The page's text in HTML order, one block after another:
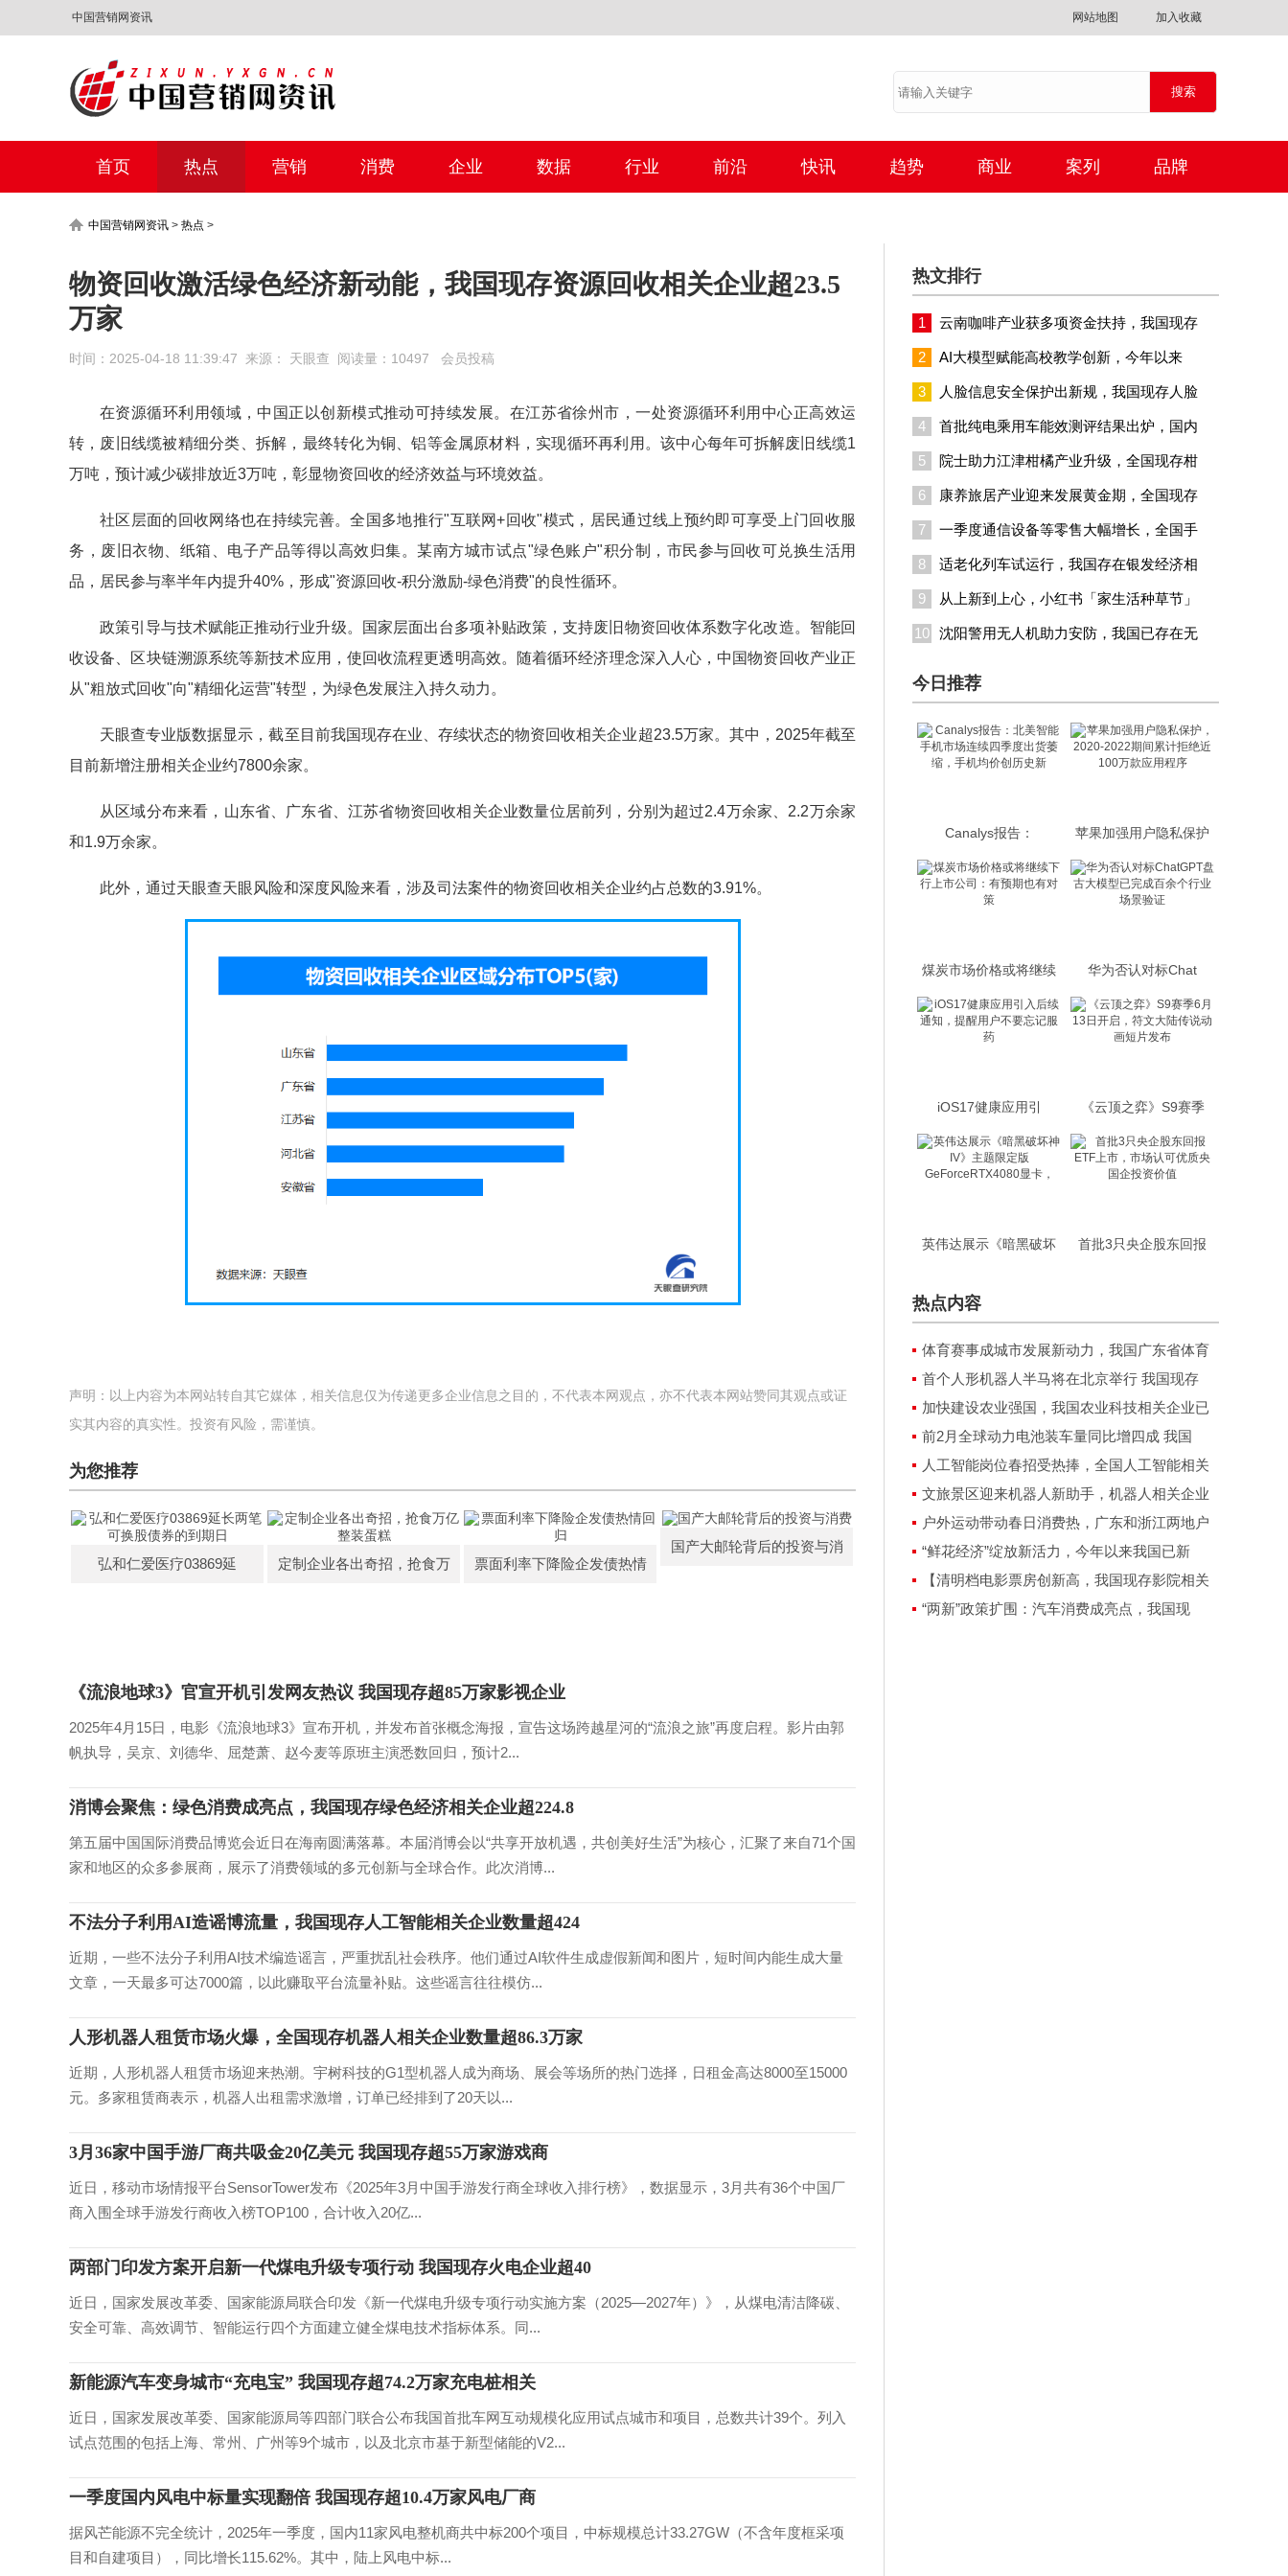
中国营销网资讯 网站地图 加入收藏
首页 热点 营销 消费 企业 数据 行业 前沿 快讯 趋势 商业 案列 品牌
中国营销网资讯 > 热点 >
物资回收激活绿色经济新动能，我国现存资源回收相关企业超23.5
万家
时间：2025-04-18 11:39:47 来源： 天眼查 阅读量：10497 会员投稿
在资源循环利用领域，中国正以创新模式推动可持续发展。在江苏省徐州市，一处资源循环利用中心正高效运
转，废旧线缆被精细分类、拆解，最终转化为铜、铝等金属原材料，实现循环再利用。该中心每年可拆解废旧线缆1
万吨，预计减少碳排放近3万吨，彰显物资回收的经济效益与环境效益。
社区层面的回收网络也在持续完善。全国多地推行"互联网+回收"模式，居民通过线上预约即可享受上门回收服
务，废旧衣物、纸箱、电子产品等得以高效归集。某南方城市试点"绿色账户"积分制，市民参与回收可兑换生活用
品，居民参与率半年内提升40%，形成"资源回收-积分激励-绿色消费"的良性循环。
政策引导与技术赋能正推动行业升级。国家层面出台多项补贴政策，支持废旧物资回收体系数字化改造。智能回
收设备、区块链溯源系统等新技术应用，使回收流程更透明高效。随着循环经济理念深入人心，中国物资回收产业正
从"粗放式回收"向"精细化运营"转型，为绿色发展注入持久动力。
天眼查专业版数据显示，截至目前我国现存在业、存续状态的物资回收相关企业超23.5万家。其中，2025年截至
目前新增注册相关企业约7800余家。
从区域分布来看，山东省、广东省、江苏省物资回收相关企业数量位居前列，分别为超过2.4万余家、2.2万余家
和1.9万余家。
此外，通过天眼查天眼风险和深度风险来看，涉及司法案件的物资回收相关企业约占总数的3.91%。
声明：以上内容为本网站转自其它媒体，相关信息仅为传递更多企业信息之目的，不代表本网观点，亦不代表本网站赞同其观点或证
实其内容的真实性。投资有风险，需谨慎。
为您推荐
弘和仁爱医疗03869延 定制企业各出奇招，抢食万 票面利率下降险企发债热情
国产大邮轮背后的投资与消
《流浪地球3》官宣开机引发网友热议 我国现存超85万家影视企业
2025年4月15日，电影《流浪地球3》宣布开机，并发布首张概念海报，宣告这场跨越星河的“流浪之旅”再度启程。影片由郭
帆执导，吴京、刘德华、屈楚萧、赵今麦等原班主演悉数回归，预计2...
消博会聚焦：绿色消费成亮点，我国现存绿色经济相关企业超224.8
第五届中国国际消费品博览会近日在海南圆满落幕。本届消博会以“共享开放机遇，共创美好生活”为核心，汇聚了来自71个国
家和地区的众多参展商，展示了消费领域的多元创新与全球合作。此次消博...
不法分子利用AI造谣博流量，我国现存人工智能相关企业数量超424
近期，一些不法分子利用AI技术编造谣言，严重扰乱社会秩序。他们通过AI软件生成虚假新闻和图片，短时间内能生成大量
文章，一天最多可达7000篇，以此赚取平台流量补贴。这些谣言往往模仿...
人形机器人租赁市场火爆，全国现存机器人相关企业数量超86.3万家
近期，人形机器人租赁市场迎来热潮。宇树科技的G1型机器人成为商场、展会等场所的热门选择，日租金高达8000至15000
元。多家租赁商表示，机器人出租需求激增，订单已经排到了20天以...
3月36家中国手游厂商共吸金20亿美元 我国现存超55万家游戏商
近日，移动市场情报平台SensorTower发布《2025年3月中国手游发行商全球收入排行榜》，数据显示，3月共有36个中国厂
商入围全球手游发行商收入榜TOP100，合计收入20亿...
两部门印发方案开启新一代煤电升级专项行动 我国现存火电企业超40
近日，国家发展改革委、国家能源局联合印发《新一代煤电升级专项行动实施方案（2025—2027年）》，从煤电清洁降碳、
安全可靠、高效调节、智能运行四个方面建立健全煤电技术指标体系。同...
新能源汽车变身城市“充电宝” 我国现存超74.2万家充电桩相关
近日，国家发展改革委、国家能源局等四部门联合公布我国首批车网互动规模化应用试点城市和项目，总数共计39个。列入
试点范围的包括上海、常州、广州等9个城市，以及北京市基于新型储能的V2...
一季度国内风电中标量实现翻倍 我国现存超10.4万家风电厂商
据风芒能源不完全统计，2025年一季度，国内11家风电整机商共中标200个项目，中标规模总计33.27GW（不含年度框采项
目和自建项目），同比增长115.62%。其中，陆上风电中标...
热文排行
1 云南咖啡产业获多项资金扶持，我国现存
2 AI大模型赋能高校教学创新，今年以来
3 人脸信息安全保护出新规，我国现存人脸
4 首批纯电乘用车能效测评结果出炉，国内
5 院士助力江津柑橘产业升级，全国现存柑
6 康养旅居产业迎来发展黄金期，全国现存
7 一季度通信设备等零售大幅增长，全国手
8 适老化列车试运行，我国存在银发经济相
9 从上新到上心，小红书「家生活种草节」
10 沈阳警用无人机助力安防，我国已存在无
今日推荐
Canalys报告： 苹果加强用户隐私保护
煤炭市场价格或将继续 华为否认对标Chat
iOS17健康应用引 《云顶之弈》S9赛季
英伟达展示《暗黑破坏 首批3只央企股东回报
热点内容
体育赛事成城市发展新动力，我国广东省体育
首个人形机器人半马将在北京举行 我国现存
加快建设农业强国，我国农业科技相关企业已
前2月全球动力电池装车量同比增四成 我国
人工智能岗位春招受热捧，全国人工智能相关
文旅景区迎来机器人新助手，机器人相关企业
户外运动带动春日消费热，广东和浙江两地户
“鲜花经济”绽放新活力，今年以来我国已新
【清明档电影票房创新高，我国现存影院相关
“两新”政策扩围：汽车消费成亮点，我国现